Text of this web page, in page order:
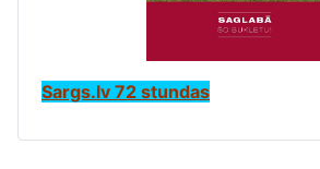
Sargs.lv 72 stundas